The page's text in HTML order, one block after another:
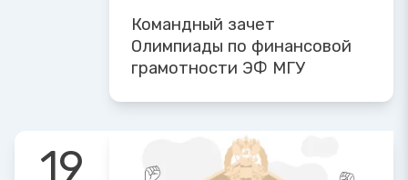
Командный зачет
Олимпиады по финансовой
грамотности ЭФ МГУ
19